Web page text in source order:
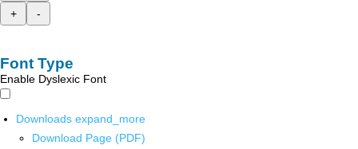
+
-
Font Type
Enable Dyslexic Font
Downloads expand_more
Download Page (PDF)